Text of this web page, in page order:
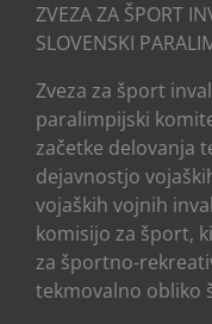
ZVEZA ZA ŠPORT
SLOVENSKI
Zveza za šport
paralimpijski
začetke delovanja
dejavnostjo
vojaških vojnih
komisijo za šport,
za športno-
tekmovalno obliko